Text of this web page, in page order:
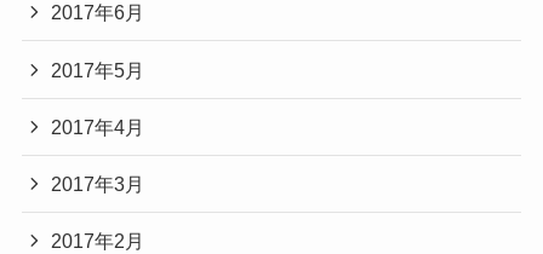
2017年6月
2017年5月
2017年4月
2017年3月
2017年2月